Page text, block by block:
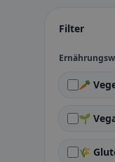
Filter
🥕
🌱
🌾